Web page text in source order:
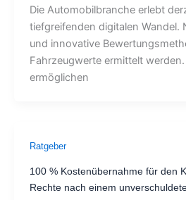
Die Automobilbranche erlebt
tiefgreifenden digitalen Wandel.
und innovative
Fahrzeugwerte ermittelt
ermöglichen
Ratgeber
100 % Kostenübernahme für den
Rechte nach einem